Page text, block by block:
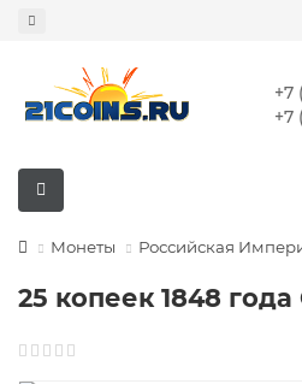
+7
+7
Монеты Российская
25 копеек 1848